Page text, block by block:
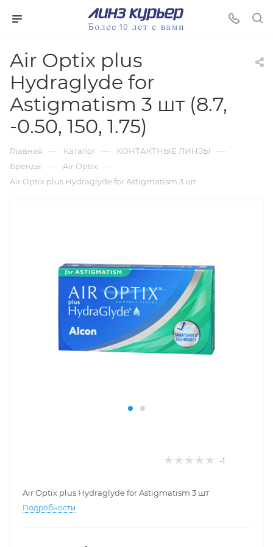
Air Optix plus
Hydraglyde for
Astigmatism 3 шт (8.7,
-0.50, 150, 1.75)
Главная — Каталог — КОНТАКТНЫЕ ЛИНЗЫ —
Бренды — Air Optix —
Air Optix plus Hydraglyde for Astigmatism 3 шт
-1
Air Optix plus Hydraglyde for Astigmatism 3 шт
Подробности